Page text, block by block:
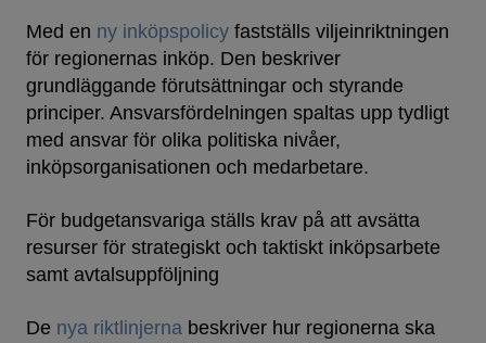
Med en ny inköpspolicy fastställs viljeinriktningen
för regionernas inköp. Den beskriver
grundläggande förutsättningar och styrande
principer. Ansvarsfördelningen spaltas upp tydligt
med ansvar för olika politiska nivåer,
inköpsorganisationen och medarbetare.
För budgetansvariga ställs krav på att avsätta
resurser för strategiskt och taktiskt inköpsarbete
samt avtalsuppföljning
De nya riktlinjerna beskriver hur regionerna ska